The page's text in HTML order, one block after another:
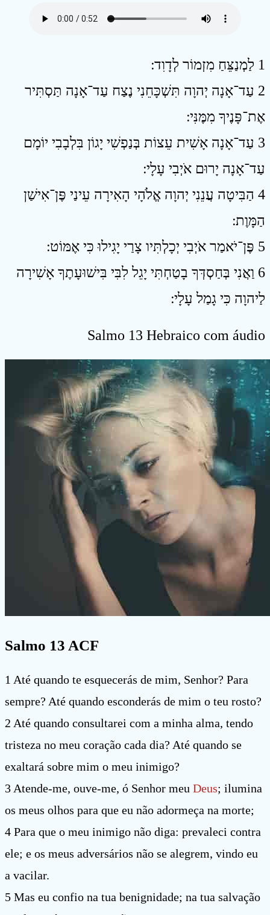
1 לַמְנַצֵּחַ מִזְמוֹר לְדָוִד ׃
2 עַד־אָנָה יְהוָה תִּשְׁכָּחֵנִי נֶצַח עַד־אָנָה תַּסְתִּיר
אֶת־פָּנֶיךָ מִמֶּנִּי ׃
3 עַד־אָנָה אָשִׁית עֵצוֹת בְּנַפְשִׁי יָגוֹן בִּלְבָבִי יוֹמָם
עַד־אָנָה יָרוּם אֹיְבִי עָלָי ׃
4 הַבִּיטָה עֲנֵנִי יְהוָה אֱלֹהָי הָאִירָה עֵינַי פֶּן־אִישַׁן
הַמָּוֶת ׃
5 פֶּן־יֹאמַר אֹיְבִי יְכָלְתִּיו צָרַי יָגִילוּ כִּי אֶמּוֹט ׃
6 וַאֲנִי בְּחַסְדְּךָ בָטַחְתִּי יָגֵל לִבִּי בִּישׁוּעָתֶךָ אָשִׁירָה
לַיהוָה כִּי גָמַל עָלָי ׃
Salmo 13 Hebraico com áudio
Salmo 13 ACF
1 Até quando te esquecerás de mim, Senhor? Para
sempre? Até quando esconderás de mim o teu rosto?
2 Até quando consultarei com a minha alma, tendo
tristeza no meu coração cada dia? Até quando se
exaltará sobre mim o meu inimigo?
3 Atende-me, ouve-me, ó Senhor meu Deus; ilumina
os meus olhos para que eu não adormeça na morte;
4 Para que o meu inimigo não diga: prevaleci contra
ele; e os meus adversários não se alegrem, vindo eu
a vacilar.
5 Mas eu confio na tua benignidade; na tua salvação